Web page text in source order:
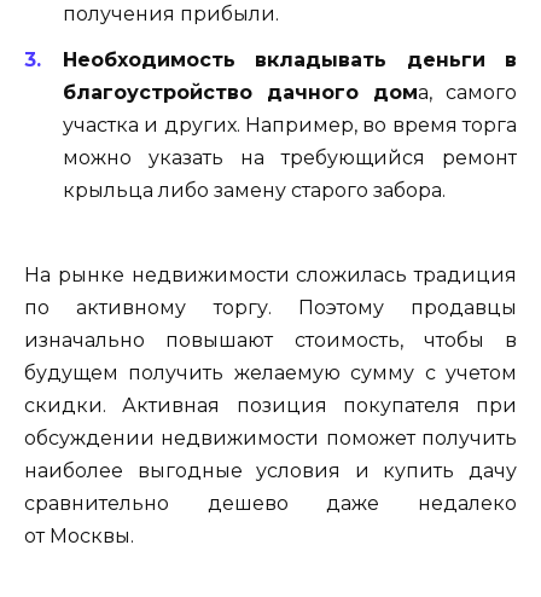
получения прибыли.
Необходимость вкладывать деньги в
благоустройство дачного дома, самого
участка и других. Например, во время торга
можно указать на требующийся ремонт
крыльца либо замену старого забора.
На рынке недвижимости сложилась традиция
по активному торгу. Поэтому продавцы
изначально повышают стоимость, чтобы в
будущем получить желаемую сумму с учетом
скидки. Активная позиция покупателя при
обсуждении недвижимости поможет получить
наиболее выгодные условия и купить дачу
сравнительно дешево даже недалеко
от Москвы.